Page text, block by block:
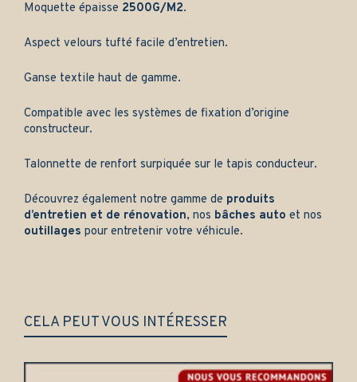
Moquette épaisse 2500G/M2.
Aspect velours tufté facile d’entretien.
Ganse textile haut de gamme.
Compatible avec les systèmes de fixation d’origine
constructeur.
Talonnette de renfort surpiquée sur le tapis conducteur.
Découvrez également notre gamme de produits
d’entretien et de rénovation, nos bâches auto et nos
outillages pour entretenir votre véhicule.
CELA PEUT VOUS INTÉRESSER